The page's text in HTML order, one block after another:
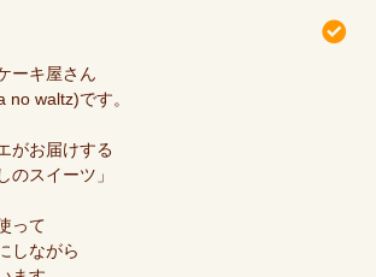
ーキ屋さん
no waltz)です。
がお届けする
のスイーツ」
って
しながら